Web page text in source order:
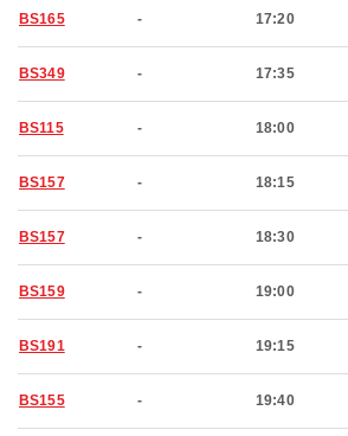
BS165 - 17:20
BS349 - 17:35
BS115 - 18:00
BS157 - 18:15
BS157 - 18:30
BS159 - 19:00
BS191 - 19:15
BS155 - 19:40